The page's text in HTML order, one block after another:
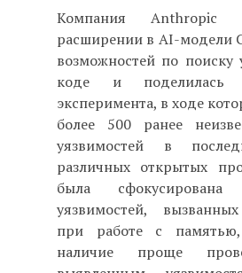
Компания Anthropic
расширении в AI-модели
возможностей по поиску
коде и поделилась
эксперимента, в ходе
более 500 ранее
уязвимостей в
различных открытых
была
уязвимостей,
при работе с
наличие проще